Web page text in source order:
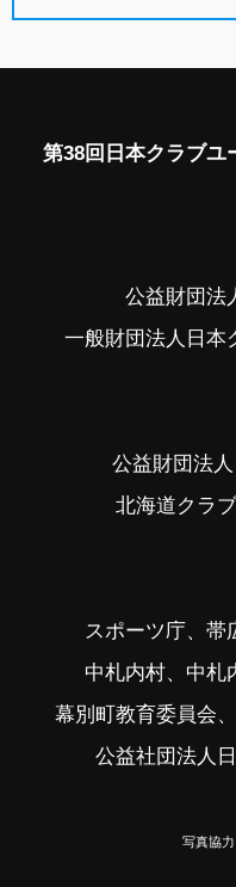
第38回日本クラブユ
公益財団法
一般財団法人日本
公益財団法
北海道クラ
スポーツ庁、帯
中札内村、中札
幕別町教育委員会
公益社団法人
写真協